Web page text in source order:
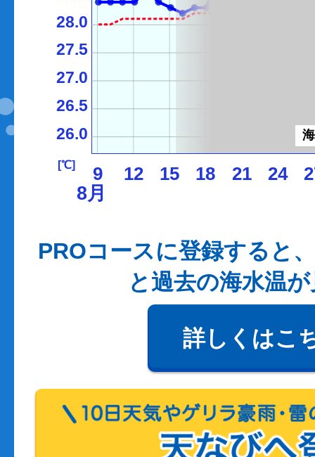
9 12 15 18 21 24
26.0
26.5
27.0
27.5
28.0
[℃]
8月
PROコースに登録すると
と過去の海水温
詳しくはこ